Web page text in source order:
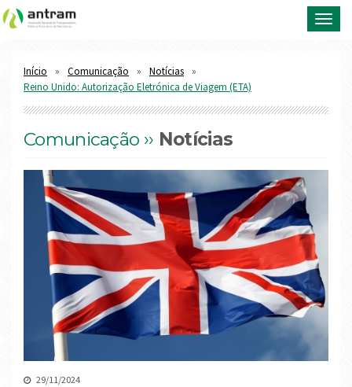
Início Comunicação
Notícias
Reino Unido: Autorização Eletrónica de Viagem (ETA)
Comunicação ›› Notícias
29/11/2024